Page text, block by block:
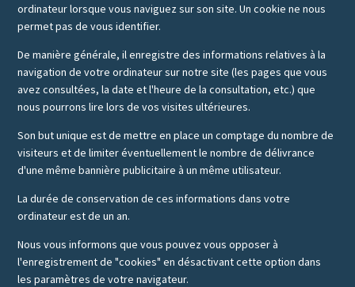
ordinateur lorsque vous naviguez sur son site. Un cookie ne nous
permet pas de vous identifier.
De manière générale, il enregistre des informations relatives à la
navigation de votre ordinateur sur notre site (les pages que vous
avez consultées, la date et l'heure de la consultation, etc.) que
nous pourrons lire lors de vos visites ultérieures.
Son but unique est de mettre en place un comptage du nombre de
visiteurs et de limiter éventuellement le nombre de délivrance
d'une même bannière publicitaire à un même utilisateur.
La durée de conservation de ces informations dans votre
ordinateur est de un an.
Nous vous informons que vous pouvez vous opposer à
l'enregistrement de "cookies" en désactivant cette option dans
les paramètres de votre navigateur.